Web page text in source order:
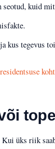
kuid
kus tegevus
üks riik